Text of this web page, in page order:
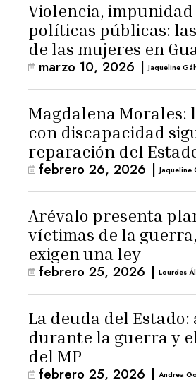
Violencia,
políticas públicas:
de las mujeres en
marzo 10, 2026 | Jaqueline
Magdalena Morales:
con discapacidad
reparación del
febrero 26, 2026 | Jaqueline
Arévalo presenta
víctimas de la
exigen una ley
febrero 25, 2026 | Lourdes
La deuda del Estado:
durante la guerra y
del MP
febrero 25, 2026 | Andrea